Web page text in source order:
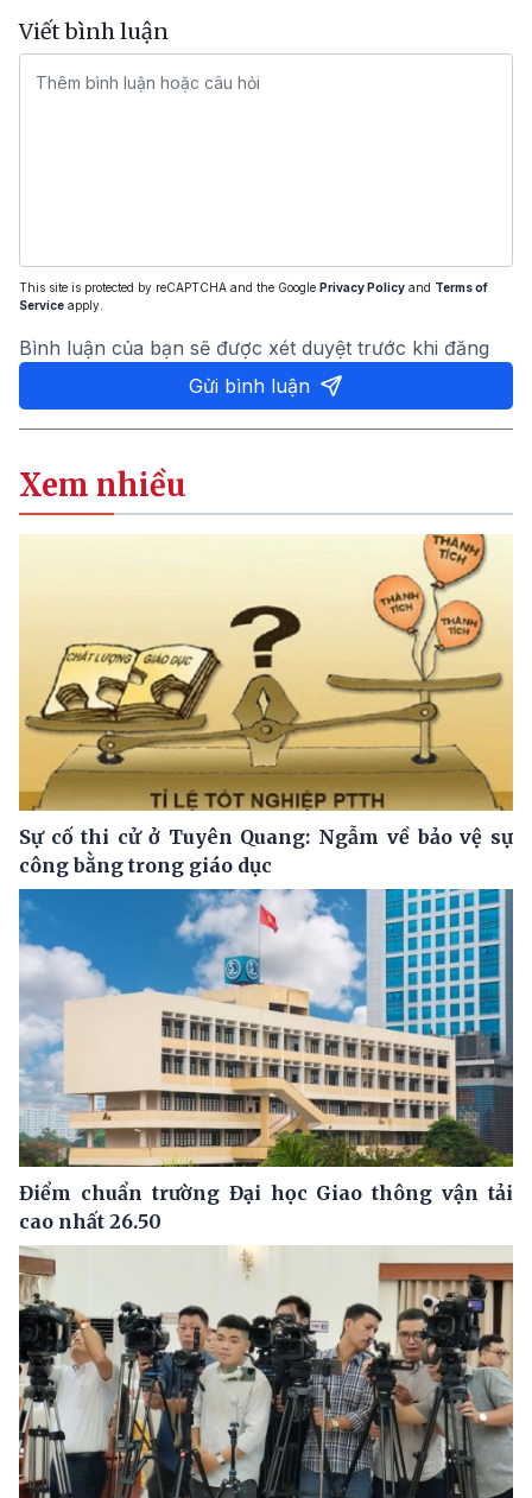
Viết bình luận
This site is protected by reCAPTCHA and the Google Privacy Policy and Terms of
Service apply.
Bình luận của bạn sẽ được xét duyệt trước khi đăng
Gửi bình luận
Xem nhiều
Sự cố thi cử ở Tuyên Quang: Ngẫm về bảo vệ sự
công bằng trong giáo dục
Điểm chuẩn trường Đại học Giao thông vận tải
cao nhất 26.50